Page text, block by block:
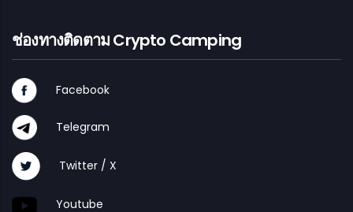
ช่องทางติดตาม Crypto Camping
Facebook
Telegram
Twitter / X
Youtube